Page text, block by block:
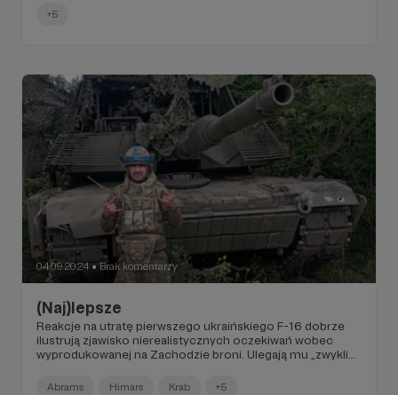
+5
04.09.2024 ● Brak komentarzy
(Naj)lepsze
Reakcje na utratę pierwszego ukraińskiego F-16 dobrze
ilustrują zjawisko nierealistycznych oczekiwań wobec
wyprodukowanej na Zachodzie broni. Ulegają mu „zwykli
nadmierni optymiści.
Abrams Himars Krab +5